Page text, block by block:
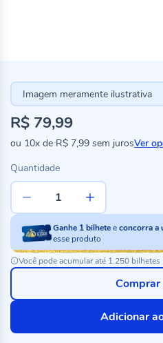
Imagem meramente ilustrativa
R$ 79,99
ou 10x de R$ 7,99 sem jurosVer
Quantidade
Ganhe 1bilheteeconcorra a
esse produto
Você pode acumular até 1.250 bilhetes
Adicionar
Comprar